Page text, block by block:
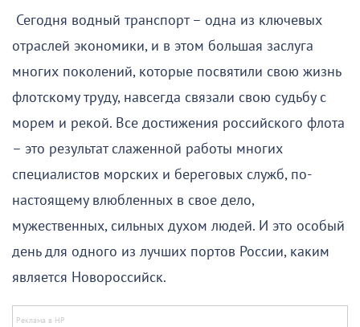
Сегодня водный транспорт – одна из ключевых
отраслей экономики, и в этом большая заслуга
многих поколений, которые посвятили свою жизнь
флотскому труду, навсегда связали свою судьбу с
морем и рекой. Все достижения российского флота
– это результат слаженной работы многих
специалистов морских и береговых служб, по-
настоящему влюбленных в свое дело,
мужественных, сильных духом людей. И это особый
день для одного из лучших портов России, каким
является Новороссийск.